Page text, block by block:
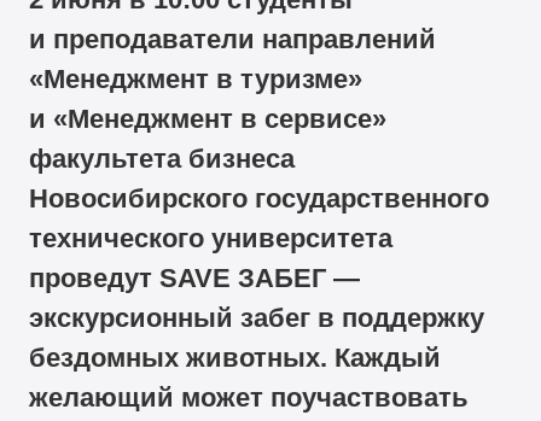
и преподаватели направлений
«Менеджмент в туризме»
и «Менеджмент в сервисе»
факультета бизнеса
Новосибирского государственного
технического университета
проведут SAVE ЗАБЕГ —
экскурсионный забег в поддержку
бездомных животных. Каждый
желающий может поучаствовать